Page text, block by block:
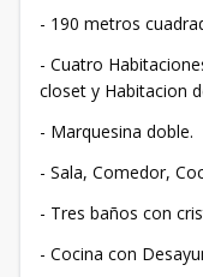
- 190 metros
- Cuatro
closet y Habitacion
- Marquesina doble.
- Sala, Comedor,
- Tres baños con
- Cocina con